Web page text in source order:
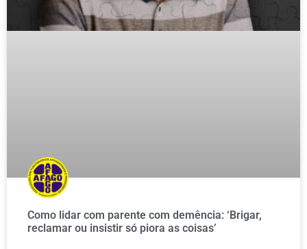
Como lidar com parente com demência: ‘Brigar,
reclamar ou insistir só piora as coisas’